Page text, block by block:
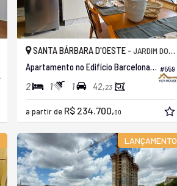
#559
SANTA BÁRBARA D'OESTE - JARDIM DOS MANACÁS
Apartamento no Edifício Barcelona Residence
2 1 1 42,23
a partir de R$ 234.700,00
LANÇAMENTO